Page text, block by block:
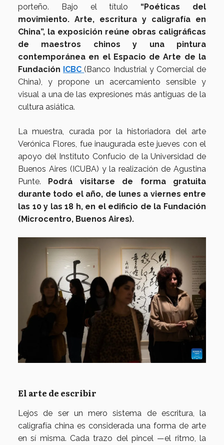
porteño. Bajo el título “Poéticas del
movimiento. Arte, escritura y caligrafía en
China”, la exposición reúne obras caligráficas
de maestros chinos y una pintura
contemporánea en el Espacio de Arte de la
Fundación ICBC (Banco Industrial y Comercial de
China), y propone un acercamiento sensible y
visual a una de las expresiones más antiguas de la
cultura asiática.
La muestra, curada por la historiadora del arte
Verónica Flores, fue inaugurada este jueves con el
apoyo del Instituto Confucio de la Universidad de
Buenos Aires (ICUBA) y la realización de Agustina
Punte.
Podrá visitarse de forma gratuita
durante todo el año, de lunes a viernes entre
las 10 y las 18 h, en el edificio de la Fundación
(Microcentro, Buenos Aires).
El arte de escribir
Lejos de ser un mero sistema de escritura, la
caligrafía china es considerada una forma de arte
en sí misma. Cada trazo del pincel —el ritmo, la